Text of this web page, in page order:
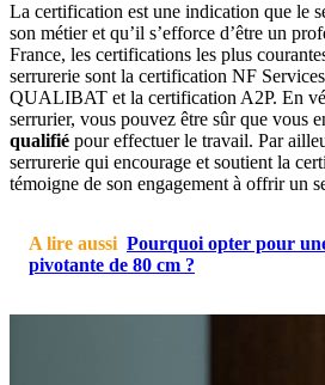
La certification est une indication que le
son métier et qu’il s’efforce d’être un
France, les certifications les plus
serrurerie sont la certification NF
QUALIBAT et la certification A2P. En
serrurier, vous pouvez être sûr que vous
qualifié pour effectuer le travail. Par
serrurerie qui encourage et soutient la
témoigne de son engagement à offrir un
A lire aussi Pourquoi opter pour
pivotante de 80 cm ?